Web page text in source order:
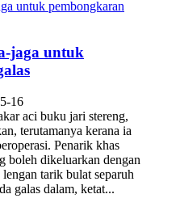
jaga untuk
16
aci buku jari stereng,
terutamanya kerana ia
Penarik khas
boleh dikeluarkan dengan
tarik bulat separuh
galas dalam, ketat...